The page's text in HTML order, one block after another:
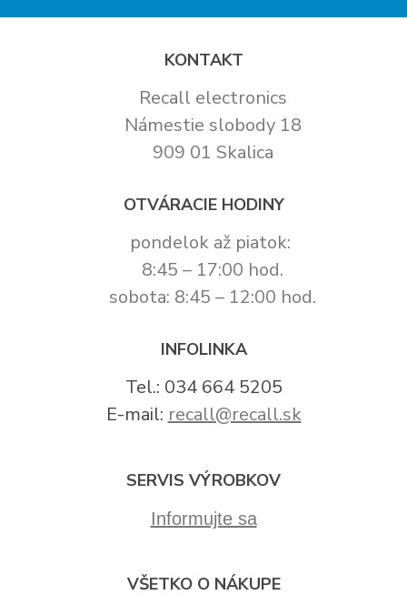
KONTAKT
Recall electronics
Námestie slobody 18
909 01 Skalica
OTVÁRACIE HODINY
pondelok až piatok:
8:45 – 17:00 hod.
sobota: 8:45 – 12:00 hod.
INFOLINKA
Tel.: 034 664 5205
E-mail: recall@recall.sk
SERVIS VÝROBKOV
Informujte sa
VŠETKO O NÁKUPE